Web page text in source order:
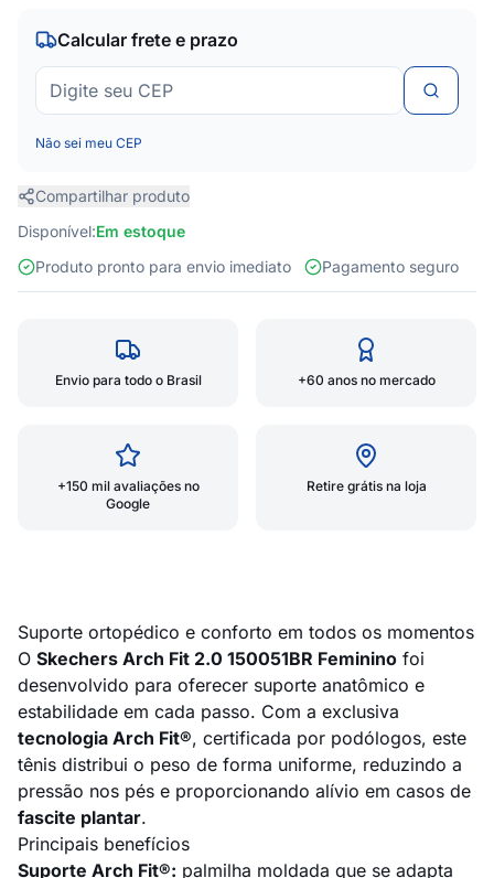
Calcular frete e prazo
Não sei meu CEP
Compartilhar produto
Disponível:Em estoque
Produto pronto para envio imediato
Pagamento seguro
Envio para todo o Brasil +60 anos no mercado
+150 mil avaliações no
Google
Retire grátis na loja
Suporte ortopédico e conforto em todos os momentos
O Skechers Arch Fit 2.0 150051BR Feminino foi
desenvolvido para oferecer suporte anatômico e
estabilidade em cada passo. Com a exclusiva
tecnologia Arch Fit®, certificada por podólogos, este
tênis distribui o peso de forma uniforme, reduzindo a
pressão nos pés e proporcionando alívio em casos de
fascite plantar.
Principais benefícios
Suporte Arch Fit®: palmilha moldada que se adapta